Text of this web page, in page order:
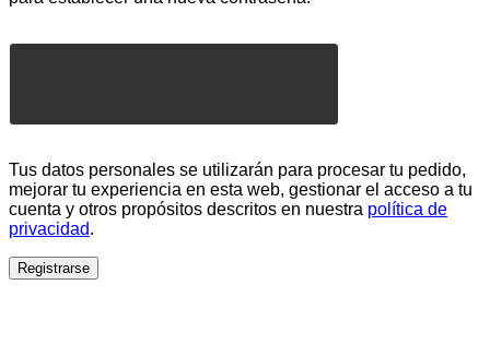
Tus datos personales se utilizarán para procesar tu pedido,
mejorar tu experiencia en esta web, gestionar el acceso a tu
cuenta y otros propósitos descritos en nuestra política de
privacidad.
Registrarse